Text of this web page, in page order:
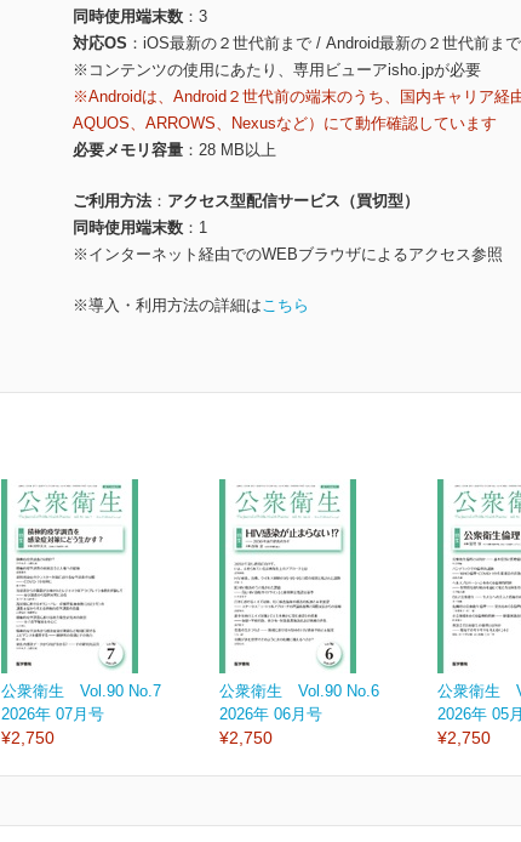
同時使用端末数
3
対応OS
iOS最新の２世代前まで / Android最新の２世代前まで
※コンテンツの使用にあたり、専用ビューアisho.jpが必要
※Androidは、Android２世代前の端末のうち、国内キャリア経
AQUOS、ARROWS、Nexusなど）にて動作確認しています
必要メモリ容量
28 MB以上
ご利用方法
アクセス型配信サービス（買切型）
同時使用端末数
1
※インターネット経由でのWEBブラウザによるアクセス参照
※導入・利用方法の詳細はこちら
公衆衛生 Vol.90 No.7
2026年 07月号
¥2,750
公衆衛生 Vol.90 No.6
2026年 06月号
¥2,750
公衆衛生
2026年 05
¥2,750